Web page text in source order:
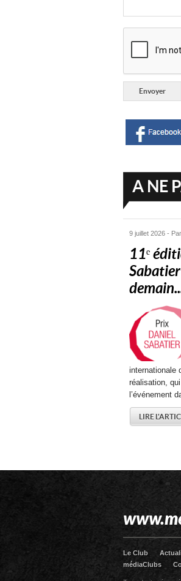
A NE
9 juillet 2026 - Par
11ᵉ
internationale
réalisation,
l’événement
LIRE
Le Club
médiaClubs